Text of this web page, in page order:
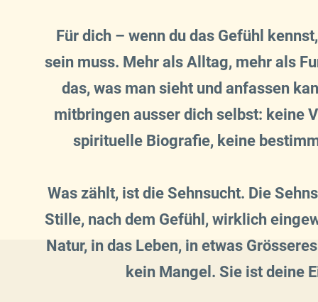
Für dich – wenn du das Gefühl
sein muss. Mehr als Alltag, mehr als
das, was man sieht und anfassen
mitbringen ausser dich selbst: keine
spirituelle Biografie, keine
Was zählt, ist die Sehnsucht. Die
Stille, nach dem Gefühl, wirklich
Natur, in das Leben, in etwas
kein Mangel. Sie ist deine